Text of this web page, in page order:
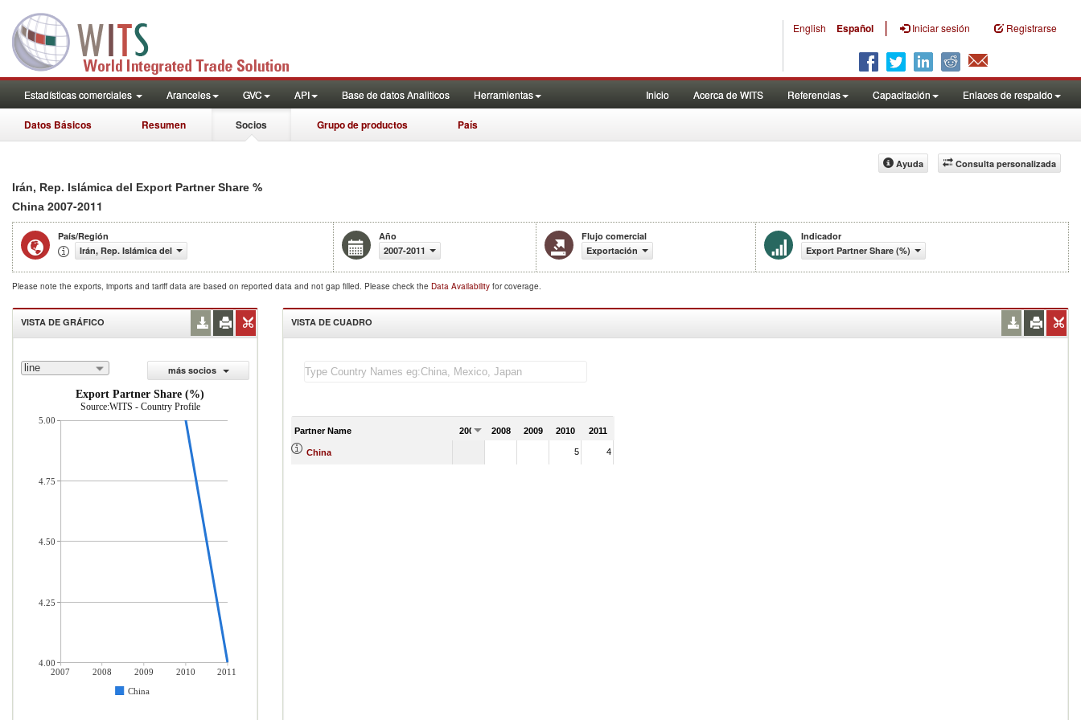
English Español | Iniciar sesión Registrarse
Estadísticas comerciales Aranceles GVC API Base de datos Analiticos Herramientas Inicio Acerca de WITS Referencias Capacitación Enlaces de respaldo
Datos Básicos Resumen Socios Grupo de productos País
Consulta personalizada
Ayuda
Irán, Rep. Islámica del Export Partner Share %
China 2007-2011
País/Región
Irán, Rep. Islámica del
Año
2007-2011
Flujo comercial
Exportación
Indicador
Export Partner Share (%)
Please note the exports, imports and tariff data are based on reported data and not gap filled. Please check the Data Availability for coverage.
VISTA DE GRÁFICO
line
más socios
Export Partner Share (%)
Source:WITS - Country Profile
2007 2008 2009 2010
2011
China
5.00
4.75
4.50
4.25
4.00
VISTA DE CUADRO
Partner Name 2007 2008 2009 2010 2011
China 5 4